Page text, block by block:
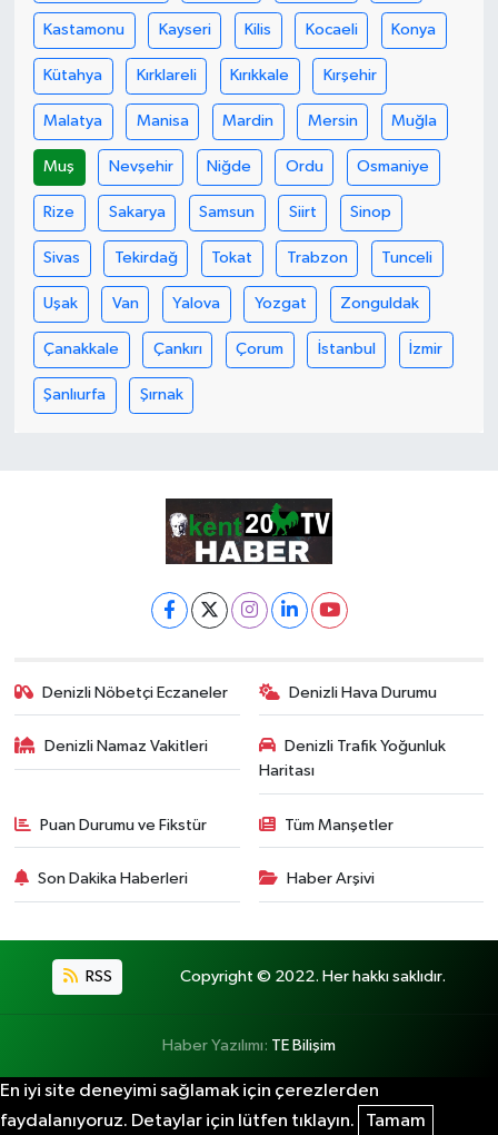
Kastamonu Kayseri Kilis Kocaeli Konya
Kütahya Kırklareli Kırıkkale Kırşehir
Malatya Manisa Mardin Mersin Muğla
Muş Nevşehir Niğde Ordu Osmaniye
Rize Sakarya Samsun Siirt Sinop
Sivas Tekirdağ Tokat Trabzon Tunceli
Uşak Van Yalova Yozgat Zonguldak
Çanakkale Çankırı Çorum İstanbul İzmir
Şanlıurfa Şırnak
Denizli Nöbetçi Eczaneler Denizli Hava Durumu
Denizli Namaz Vakitleri
Denizli Trafik Yoğunluk
Haritası
Puan Durumu ve Fikstür Tüm Manşetler
Son Dakika Haberleri Haber Arşivi
RSS Copyright © 2022. Her hakkı saklıdır.
Haber Yazılımı: TE Bilişim
En iyi site deneyimi sağlamak için çerezlerden
faydalanıyoruz. Detaylar için lütfen tıklayın.
Tamam